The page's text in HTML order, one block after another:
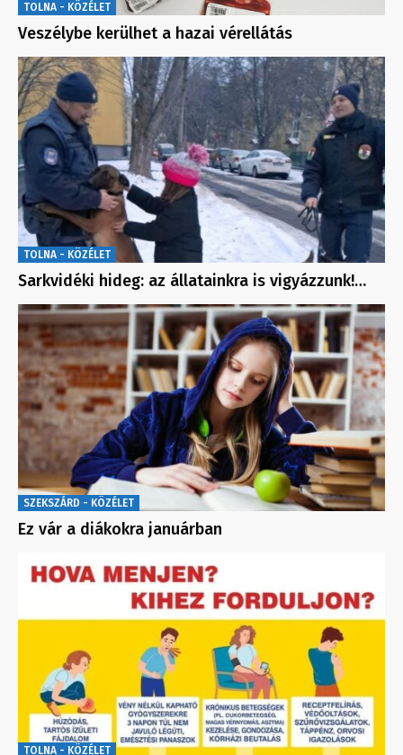
TOLNA - KÖZÉLET
Veszélybe kerülhet a hazai vérellátás
TOLNA - KÖZÉLET
Sarkvidéki hideg: az állatainkra is vigyázzunk!…
SZEKSZÁRD - KÖZÉLET
Ez vár a diákokra januárban
TOLNA - KÖZÉLET